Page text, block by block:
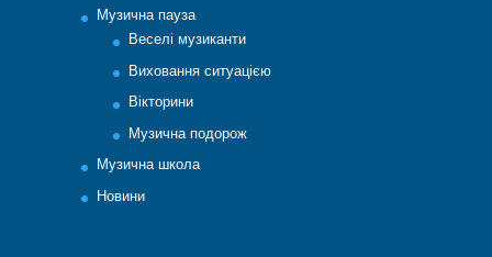
Музична пауза
Веселі музиканти
Виховання ситуацією
Вікторини
Музична подорож
Музична школа
Новини